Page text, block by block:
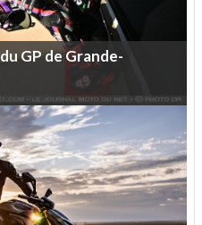
duGPdeGrande-